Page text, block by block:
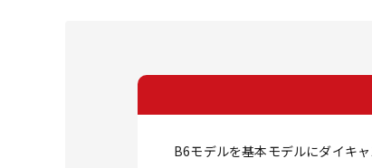
B6モデルを基本モデルにダイキ